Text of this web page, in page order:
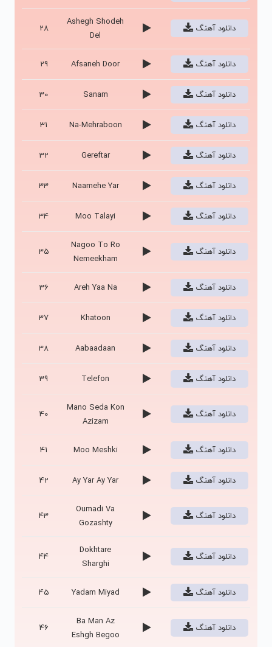
28
Ashegh Shodeh
Del
دانلود آهنگ
29 Afsaneh Door دانلود آهنگ
30 Sanam دانلود آهنگ
31 Na-Mehraboon دانلود آهنگ
32 Gereftar دانلود آهنگ
33 Naamehe Yar دانلود آهنگ
34 Moo Talayi دانلود آهنگ
35
Nagoo To Ro
Nemeekham
دانلود آهنگ
36 Areh Yaa Na دانلود آهنگ
37 Khatoon دانلود آهنگ
38 Aabaadaan دانلود آهنگ
39 Telefon دانلود آهنگ
40
Mano Seda Kon
Azizam
دانلود آهنگ
41 Moo Meshki دانلود آهنگ
42 Ay Yar Ay Yar دانلود آهنگ
43
Oumadi Va
Gozashty
دانلود آهنگ
44
Dokhtare
Sharghi
دانلود آهنگ
45 Yadam Miyad دانلود آهنگ
46
Ba Man Az
Eshgh Begoo
دانلود آهنگ